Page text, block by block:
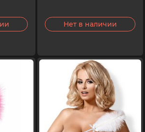
Нет в наличии